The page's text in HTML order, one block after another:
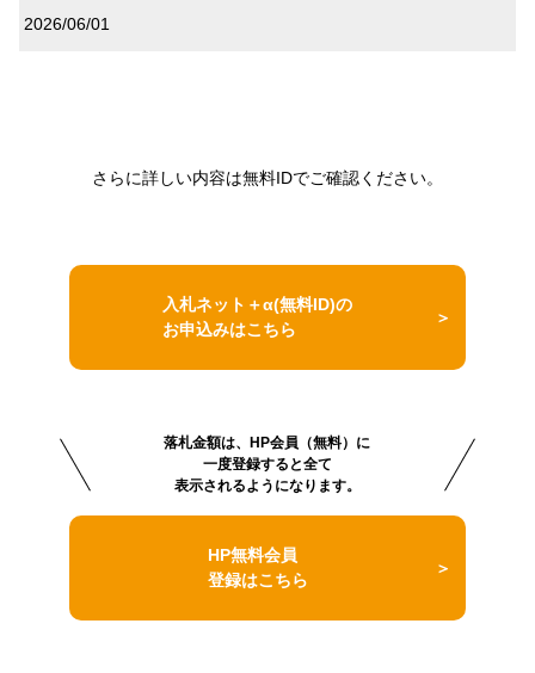
2026/06/01
さらに詳しい内容は無料IDでご確認ください。
入札ネット＋α(無料ID)の
お申込みはこちら
落札金額は、HP会員（無料）に
一度登録すると全て
表示されるようになります。
HP無料会員
登録はこちら